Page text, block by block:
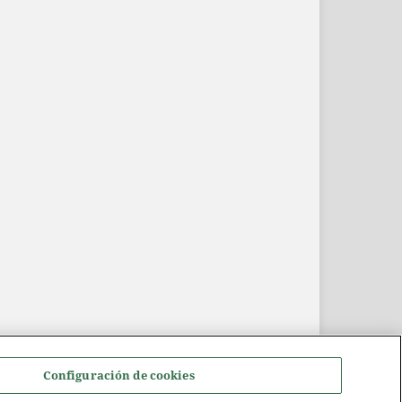
Configuración de cookies